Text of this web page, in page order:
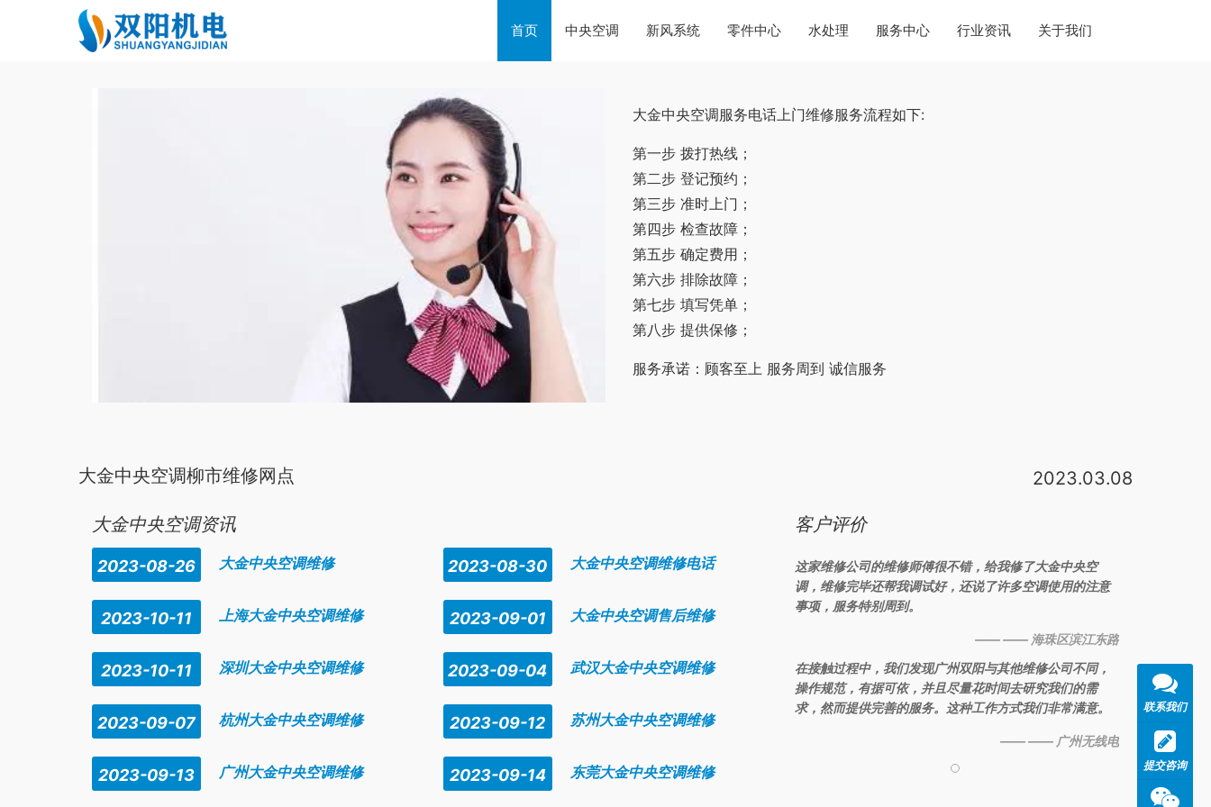
首页 中央空调 新风系统 零件中心 水处理 服务中心 行业资讯 关于我们
大金中央空调服务电话上门维修服务流程如下:
第一步 拨打热线；
第二步 登记预约；
第三步 准时上门；
第四步 检查故障；
第五步 确定费用；
第六步 排除故障；
第七步 填写凭单；
第八步 提供保修；
服务承诺：顾客至上 服务周到 诚信服务
大金中央空调柳市维修网点 2023.03.08
家用 中央空调 不需要做管道清洗 全封闭状态，故无需管道清 360问答
大金中央空调资讯
2023-08-26 大金中央空调维修 2023-08-30 大金中央空调维修电话
2023-10-11 上海大金中央空调维修 2023-09-01 大金中央空调售后维修
2023-10-11 深圳大金中央空调维修 2023-09-04 武汉大金中央空调维修
2023-09-07 杭州大金中央空调维修 2023-09-12 苏州大金中央空调维修
2023-09-13 广州大金中央空调维修 2023-09-14 东莞大金中央空调维修
客户评价
这家维修公司的维修师傅很不错，给我修了大金中央空
调，维修完毕还帮我调试好，还说了许多空调使用的注意
事项，服务特别周到。
—— —— 海珠区滨江东路
在接触过程中，我们发现广州双阳与其他维修公司不同，
操作规范，有据可依，并且尽量花时间去研究我们的需
求，然而提供完善的服务。这种工作方式我们非常满意。
—— —— 广州无线电
联系我们
提交咨询